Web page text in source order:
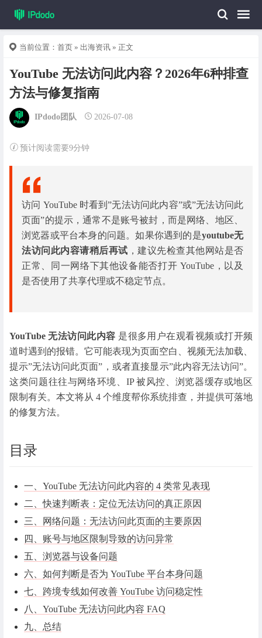
当前位置： 首页 » 出海资讯 » 正文
YouTube 无法访问此内容？2026年6种排查
方法与修复指南
IPdodo团队 2026-07-08
预计阅读需要9分钟
访问 YouTube 时看到”无法访问此内容”或”无法访问此
页面”的提示，通常不是账号被封，而是网络、地区、
浏览器或平台本身的问题。如果你遇到的是youtube无
法访问此内容请稍后再试 ，建议先检查其他网站是否
正常、同一网络下其他设备能否打开 YouTube，以及
是否使用了共享代理或不稳定节点。
YouTube 无法访问此内容 是很多用户在观看视频或打开频
道时遇到的报错。它可能表现为页面空白、视频无法加载、
提示”无法访问此页面”，或者直接显示”此内容无法访问”。
这类问题往往与网络环境、IP 被风控、浏览器缓存或地区
限制有关。本文将从 4 个维度帮你系统排查，并提供可落地
的修复方法。
目录
一、YouTube 无法访问此内容的 4 类常见表现
二、快速判断表：定位无法访问的真正原因
三、网络问题：无法访问此页面的主要原因
四、账号与地区限制导致的访问异常
五、浏览器与设备问题
六、如何判断是否为 YouTube 平台本身问题
七、跨境专线如何改善 YouTube 访问稳定性
八、YouTube 无法访问此内容 FAQ
九、总结